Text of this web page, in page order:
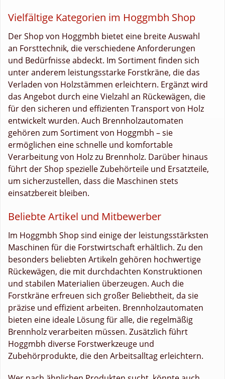
Vielfältige Kategorien im Hoggmbh Shop
Der Shop von Hoggmbh bietet eine breite Auswahl
an Forsttechnik, die verschiedene Anforderungen
und Bedürfnisse abdeckt. Im Sortiment finden sich
unter anderem leistungsstarke Forstkräne, die das
Verladen von Holzstämmen erleichtern. Ergänzt wird
das Angebot durch eine Vielzahl an Rückewägen, die
für den sicheren und effizienten Transport von Holz
entwickelt wurden. Auch Brennholzautomaten
gehören zum Sortiment von Hoggmbh – sie
ermöglichen eine schnelle und komfortable
Verarbeitung von Holz zu Brennholz. Darüber hinaus
führt der Shop spezielle Zubehörteile und Ersatzteile,
um sicherzustellen, dass die Maschinen stets
einsatzbereit bleiben.
Beliebte Artikel und Mitbewerber
Im Hoggmbh Shop sind einige der leistungsstärksten
Maschinen für die Forstwirtschaft erhältlich. Zu den
besonders beliebten Artikeln gehören hochwertige
Rückewägen, die mit durchdachten Konstruktionen
und stabilen Materialien überzeugen. Auch die
Forstkräne erfreuen sich großer Beliebtheit, da sie
präzise und effizient arbeiten. Brennholzautomaten
bieten eine ideale Lösung für alle, die regelmäßig
Brennholz verarbeiten müssen. Zusätzlich führt
Hoggmbh diverse Forstwerkzeuge und
Zubehörprodukte, die den Arbeitsalltag erleichtern.